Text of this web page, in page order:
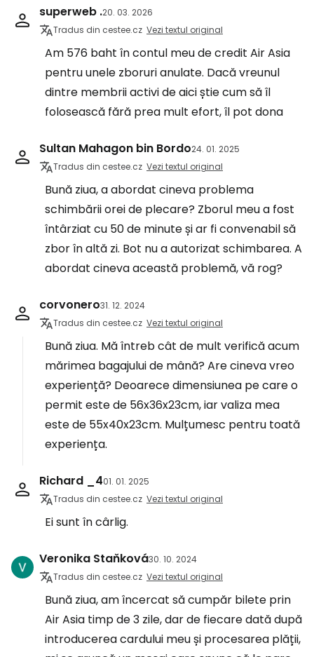
superweb .20. 03. 2026
Tradus din cestee.cz Vezi textul original
Am 576 baht în contul meu de credit Air Asia
pentru unele zboruri anulate. Dacă vreunul
dintre membrii activi de aici știe cum să îl
folosească fără prea mult efort, îl pot dona
Sultan Mahagon bin Bordo24. 01. 2025
Tradus din cestee.cz Vezi textul original
Bună ziua, a abordat cineva problema
schimbării orei de plecare? Zborul meu a fost
întârziat cu 50 de minute și ar fi convenabil să
zbor în altă zi. Bot nu a autorizat schimbarea. A
abordat cineva această problemă, vă rog?
corvonero31. 12. 2024
Tradus din cestee.cz Vezi textul original
Bună ziua. Mă întreb cât de mult verifică acum
mărimea bagajului de mână? Are cineva vreo
experiență? Deoarece dimensiunea pe care o
permit este de 56x36x23cm, iar valiza mea
este de 55x40x23cm. Mulțumesc pentru toată
experiența.
Richard _401. 01. 2025
Tradus din cestee.cz Vezi textul original
Ei sunt în cârlig.
Veronika Staňková30. 10. 2024
Tradus din cestee.cz Vezi textul original
Bună ziua, am încercat să cumpăr bilete prin
Air Asia timp de 3 zile, dar de fiecare dată după
introducerea cardului meu și procesarea plății,